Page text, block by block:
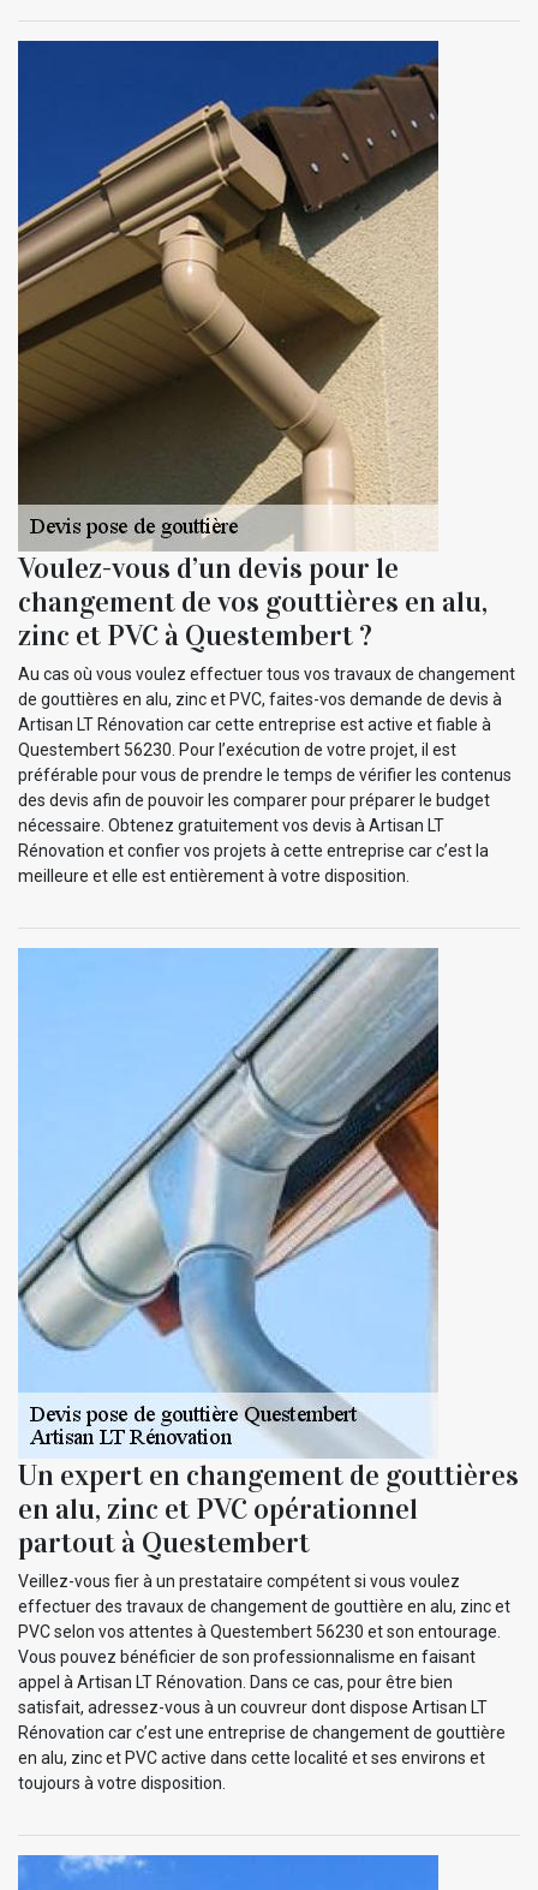
Voulez-vous d’un devis pour le
changement de vos gouttières en alu,
zinc et PVC à Questembert ?
Au cas où vous voulez effectuer tous vos travaux de changement
de gouttières en alu, zinc et PVC, faites-vos demande de devis à
Artisan LT Rénovation car cette entreprise est active et fiable à
Questembert 56230. Pour l’exécution de votre projet, il est
préférable pour vous de prendre le temps de vérifier les contenus
des devis afin de pouvoir les comparer pour préparer le budget
nécessaire. Obtenez gratuitement vos devis à Artisan LT
Rénovation et confier vos projets à cette entreprise car c’est la
meilleure et elle est entièrement à votre disposition.
Un expert en changement de gouttières
en alu, zinc et PVC opérationnel
partout à Questembert
Veillez-vous fier à un prestataire compétent si vous voulez
effectuer des travaux de changement de gouttière en alu, zinc et
PVC selon vos attentes à Questembert 56230 et son entourage.
Vous pouvez bénéficier de son professionnalisme en faisant
appel à Artisan LT Rénovation. Dans ce cas, pour être bien
satisfait, adressez-vous à un couvreur dont dispose Artisan LT
Rénovation car c’est une entreprise de changement de gouttière
en alu, zinc et PVC active dans cette localité et ses environs et
toujours à votre disposition.